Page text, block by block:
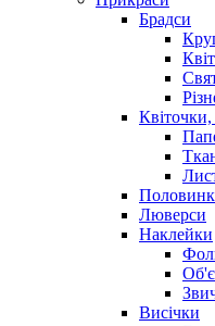
Брадси
Люверси
Наклейки
Висічки